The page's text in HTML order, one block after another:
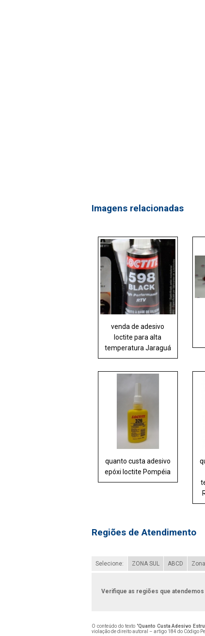
Imagens relacionadas
venda de adesivo
loctite para alta
temperatura Jaraguá
quanto custa adesivo
epóxi loctite Pompéia
Regiões de Atendimento
Selecione: ZONA SUL ABCD
Verifique as regiões que atendemos
O conteúdo do texto "Quanto Custa Adesivo
violação de direito autoral – artigo 184 do Código